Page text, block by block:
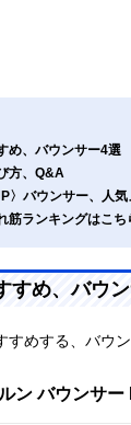
め、バウンサー4選
方、Q&A
〉バウンサー、人
筋ランキングはこち
すめ、バウ
めする、バウ
ン バウンサー